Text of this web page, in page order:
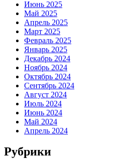
Июнь 2025
Май 2025
Апрель 2025
Март 2025
Февраль 2025
Январь 2025
Декабрь 2024
Ноябрь 2024
Октябрь 2024
Сентябрь 2024
Август 2024
Июль 2024
Июнь 2024
Май 2024
Апрель 2024
Рубрики